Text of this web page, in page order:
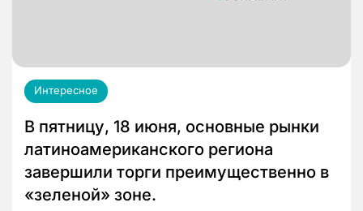
Интересное
В пятницу, 18 июня, основные рынки
латиноамериканского региона
завершили торги преимущественно в
«зеленой» зоне.